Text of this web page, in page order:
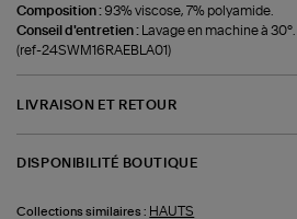
Composition : 93% viscose, 7% polyamide.
Conseil d'entretien :
Lavage en machine à 30°.
(ref-24SWM16RAEBLA01)
LIVRAISON ET RETOUR
DISPONIBILITÉ BOUTIQUE
Collections similaires : HAUTS